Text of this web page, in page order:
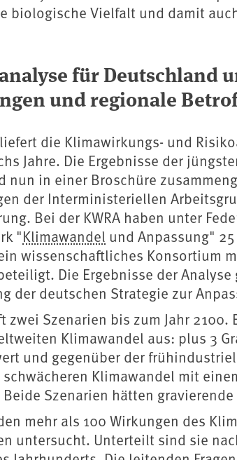
biologische Vielfalt und damit
für Deutschland
und regionale
die Klimawirkungs- und
Jahre. Die Ergebnisse der
nun in einer Broschüre
der Interministeriellen
Bei der KWRA haben unter
"Klimawandel und Anpassung"
wissenschaftliches Konsortium
Die Ergebnisse der
der deutschen Strategie zur
zwei Szenarien bis zum Jahr
Klimawandel aus: plus 3
und gegenüber der
Klimawandel mit
Szenarien hätten
mehr als 100 Wirkungen des
untersucht. Unterteilt sind sie